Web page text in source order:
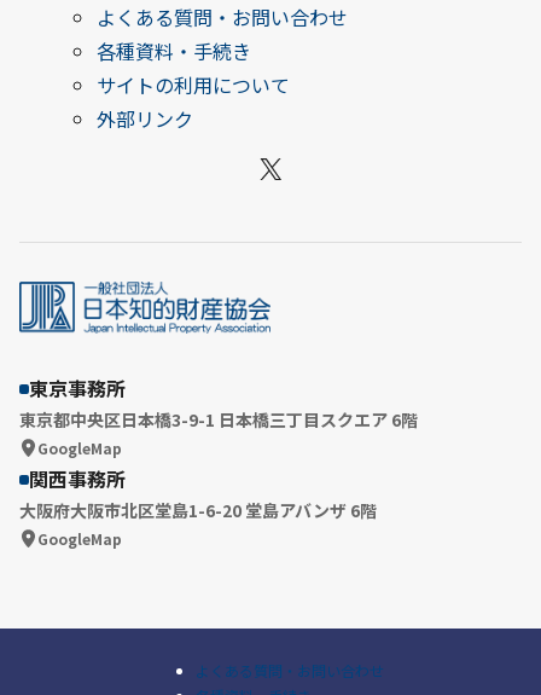
よくある質問・お問い合わせ
各種資料・手続き
サイトの利用について
外部リンク
X
東京事務所
東京都中央区日本橋3-9-1 日本橋三丁目スクエア 6階
GoogleMap
関西事務所
大阪府大阪市北区堂島1-6-20 堂島アバンザ 6階
GoogleMap
よくある質問・お問い合わせ